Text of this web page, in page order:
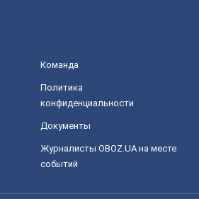
Команда
Политика
конфиденциальности
Документы
Журналисты OBOZ.UA на месте
событий